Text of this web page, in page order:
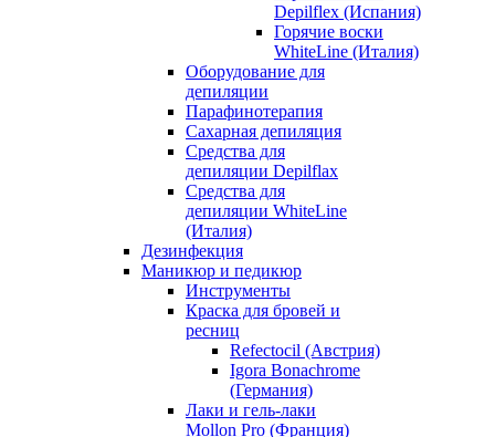
Depilflex (Испания)
Горячие воски
WhiteLine (Италия)
Оборудование для
депиляции
Парафинотерапия
Сахарная депиляция
Средства для
депиляции Depilflax
Средства для
депиляции WhiteLine
(Италия)
Дезинфекция
Маникюр и педикюр
Инструменты
Краска для бровей и
ресниц
Refectocil (Австрия)
Igora Bonachrome
(Германия)
Лаки и гель-лаки
Mollon Pro (Франция)